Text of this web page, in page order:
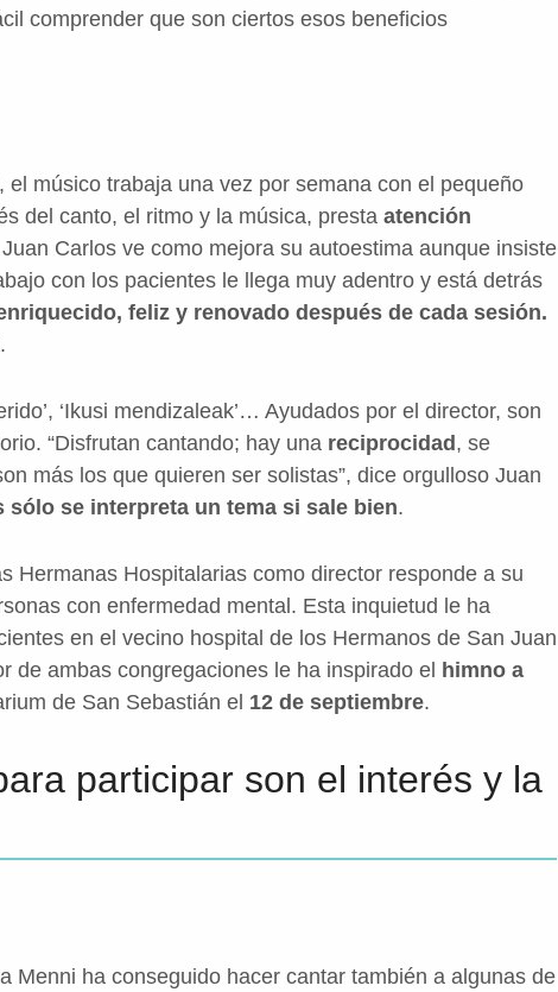
comprender que son ciertos esos beneficios
músico trabaja una vez por semana con el pequeño
del canto, el ritmo y la música, presta atención
Carlos ve como mejora su autoestima aunque insiste
con los pacientes le llega muy adentro y está detrás
feliz y renovado después de cada sesión.
‘Ikusi mendizaleak’… Ayudados por el director, son
“Disfrutan cantando; hay una reciprocidad, se
más los que quieren ser solistas”, dice orgulloso Juan
sólo se interpreta un tema si sale bien.
Hermanas Hospitalarias como director responde a su
con enfermedad mental. Esta inquietud le ha
en el vecino hospital de los Hermanos de San Juan
de ambas congregaciones le ha inspirado el himno a
de San Sebastián el 12 de septiembre.
participar son el interés y la
Menni ha conseguido hacer cantar también a algunas de